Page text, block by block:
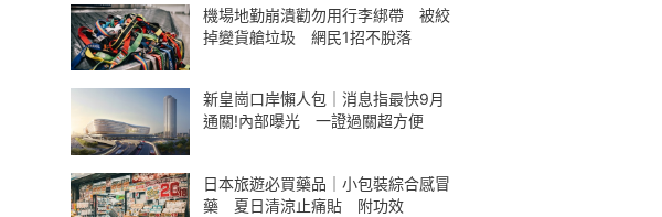
機場地勤崩潰勸勿用行李綁帶 被絞
掉變貨艙垃圾 網民1招不脫落
新皇崗口岸懶人包｜消息指最快9月
通關!內部曝光 一證過關超方便
日本旅遊必買藥品｜小包裝綜合感冒
藥 夏日清涼止痛貼 附功效